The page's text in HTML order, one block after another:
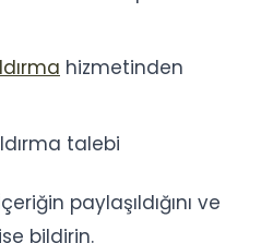
hizmetinden
talebi
paylaşıldığını ve
bildirin.